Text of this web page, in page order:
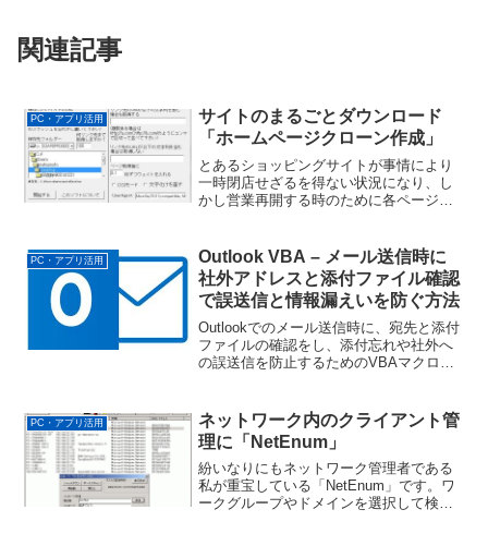
関連記事
PC・アプリ活用
サイトのまるごとダウンロード
「ホームページクローン作成」
とあるショッピングサイトが事情により
一時閉店せざるを得ない状況になり、し
かし営業再開する時のために各ページ内
んなことは容易いことでしょうが、楽天
やYahoo!ショッピ...
PC・アプリ活用
Outlook VBA – メール送信時に
社外アドレスと添付ファイル確認
で誤送信と情報漏えいを防ぐ方法
Outlookでのメール送信時に、宛先と添付
ファイルの確認をし、添付忘れや社外へ
の誤送信を防止するためのVBAマクロで
信する場合には宛先確認のメッセージボ
ックスを表示し...
PC・アプリ活用
ネットワーク内のクライアント管
理に「NetEnum」
紛いなりにもネットワーク管理者である
私が重宝している「NetEnum」です。ワ
ークグループやドメインを選択して検索